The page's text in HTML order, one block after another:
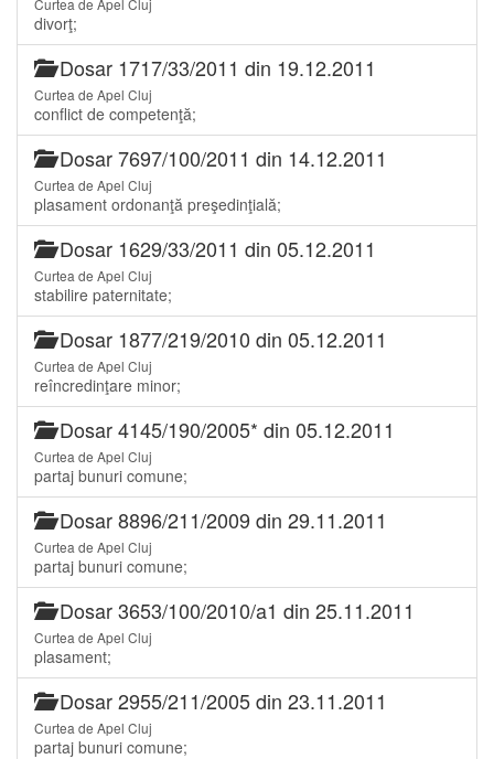
Curtea de Apel Cluj
divorţ;
Dosar 1717/33/2011 din 19.12.2011
Curtea de Apel Cluj
conflict de competenţă;
Dosar 7697/100/2011 din 14.12.2011
Curtea de Apel Cluj
plasament ordonanţă preşedinţială;
Dosar 1629/33/2011 din 05.12.2011
Curtea de Apel Cluj
stabilire paternitate;
Dosar 1877/219/2010 din 05.12.2011
Curtea de Apel Cluj
reîncredinţare minor;
Dosar 4145/190/2005* din 05.12.2011
Curtea de Apel Cluj
partaj bunuri comune;
Dosar 8896/211/2009 din 29.11.2011
Curtea de Apel Cluj
partaj bunuri comune;
Dosar 3653/100/2010/a1 din 25.11.2011
Curtea de Apel Cluj
plasament;
Dosar 2955/211/2005 din 23.11.2011
Curtea de Apel Cluj
partaj bunuri comune;